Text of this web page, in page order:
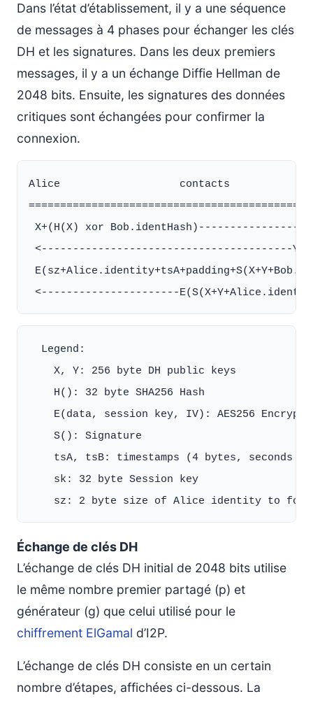
Dans l’état d’établissement, il y a une séquence
de messages à 4 phases pour échanger les clés
DH et les signatures. Dans les deux premiers
messages, il y a un échange Diffie Hellman de
2048 bits. Ensuite, les signatures des données
critiques sont échangées pour confirmer la
connexion.
Alice                   contacts
X+(H(X) xor
<----------------------------------------
  Legend:
    X, Y: 256 byte DH public keys
    H(): 32 byte SHA256 Hash
    E(data, session key, IV): AES256 Encrypt
    S(): Signature
tsA, tsB: timestamps (4 bytes, seconds
    sk: 32 byte Session key
Échange de clés DH
L’échange de clés DH initial de 2048 bits utilise
le même nombre premier partagé (p) et
générateur (g) que celui utilisé pour le
chiffrement ElGamal d’I2P.
L’échange de clés DH consiste en un certain
nombre d’étapes, affichées ci-dessous. La